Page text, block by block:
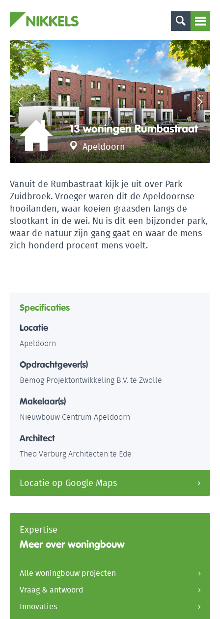
13 woningen Rumbastraat
Apeldoorn
Vanuit de Rumbastraat kijk je uit over Park
Zuidbroek. Vroeger waren dit de Apeldoornse
hooilanden, waar koeien graasden langs de
slootkant in de wei. Nu is dit een bijzonder park,
waar de natuur zijn gang gaat en waar de mens
zich honderd procent mens voelt.
Specificaties
Locatie
Apeldoorn
Opdrachtgever(s)
Bemog Projektontwikkeling B.V. te Zwolle
Makelaar(s)
Nieuwbouw Centrum Apeldoorn
Architect
Theo Verburg Architecten te Ede
Locatie op Google Maps
Expertise
Meer over woningbouw
Alle woningbouw projecten
Vraag & antwoord
Innovaties